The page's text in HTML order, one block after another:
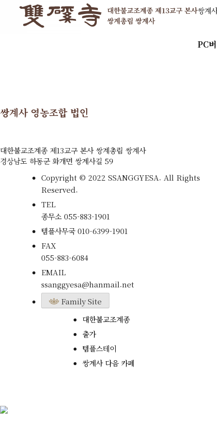
쌍계
PC
쌍계사 영농조합 법인
대한불교조계종 제13교구 본사 쌍계총림 쌍계사
경상남도 하동군 화개면 쌍계사길 59
Copyright © 2022 SSANGGYESA. All Rights
Reserved.
TEL
종무소055-883-1901
템플사무국010-6399-1901
FAX
055-883-6084
EMAIL
ssanggyesa@hanmail.net
Family Site
대한불교조계종
출가
템플스테이
쌍계사 다음 카페